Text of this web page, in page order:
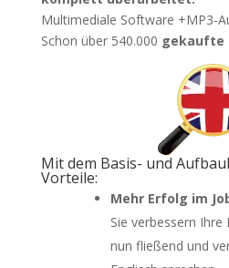
Multimediale Software +MP3-
Schon über 540.000 gekaufte
Mit dem Basis- und
Vorteile:
Mehr Erfolg im
Sie verbessern Ihre
nun fließend und